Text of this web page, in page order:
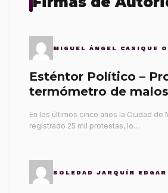
MIGUEL ÁNGEL CASIQUE
Esténtor Político –
termómetro de malos
En los últimos cinco años la Ciudad de
registrado 25 mil protestas, lo…
SOLEDAD JARQUÍN EDGAR